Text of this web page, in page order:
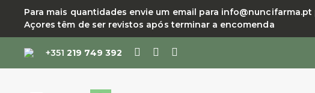
Saltar
o
conteúdo
Para mais quantidades envie um email para
Açores têm de ser revistos após terminar a encomenda
+351219 749 392